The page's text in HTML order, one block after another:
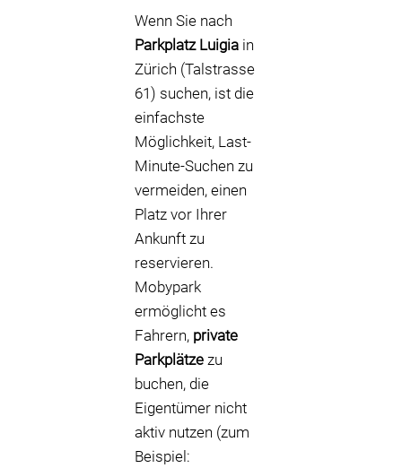
Wenn Sie nach
Parkplatz Luigia in
Zürich (Talstrasse
61) suchen, ist die
einfachste
Möglichkeit, Last-
Minute-Suchen zu
vermeiden, einen
Platz vor Ihrer
Ankunft zu
reservieren.
Mobypark
ermöglicht es
Fahrern, private
Parkplätze zu
buchen, die
Eigentümer nicht
aktiv nutzen (zum
Beispiel: